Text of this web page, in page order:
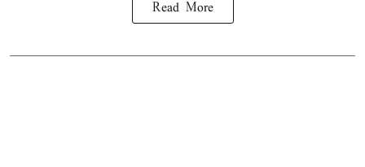
Read More